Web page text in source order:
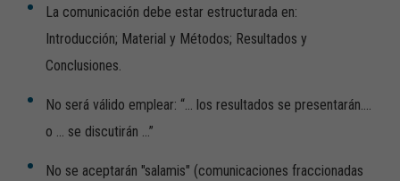
La comunicación debe estar estructurada en:
Introducción; Material y Métodos; Resultados y
Conclusiones.
No será válido emplear: “… los resultados se presentarán….
o … se discutirán …”
No se aceptarán "salamis" (comunicaciones fraccionadas